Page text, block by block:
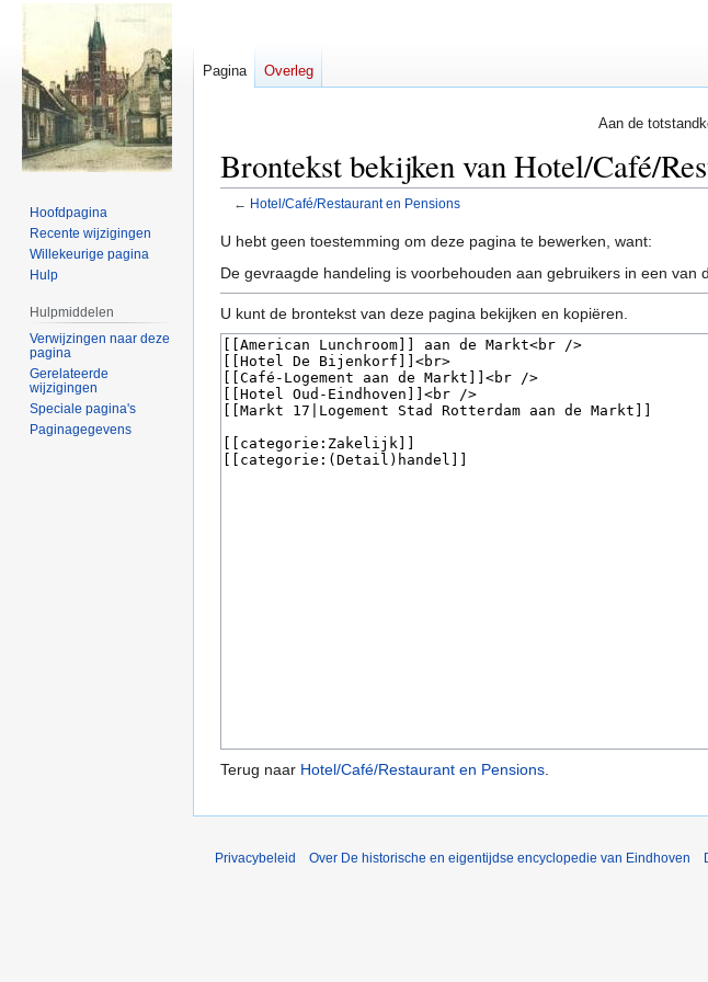
Aan de
Brontekst bekijken van Hotel/Café/
← Hotel/Café/Restaurant en Pensions
Naar
navigatie
springen
Naar
zoeken
springen
U hebt geen toestemming om deze pagina te bewerken, want:
De gevraagde handeling is voorbehouden aan gebruikers in een van
U kunt de brontekst van deze pagina bekijken en kopiëren.
Terug naar Hotel/Café/Restaurant en Pensions
Pagina Overleg
Hoofdpagina
Recente wijzigingen
Willekeurige pagina
Hulp
Hulpmiddelen
Verwijzingen naar deze
pagina
Gerelateerde
wijzigingen
Speciale pagina's
Paginagegevens
Privacybeleid Over De historische en eigentijdse encyclopedie van Eindhoven